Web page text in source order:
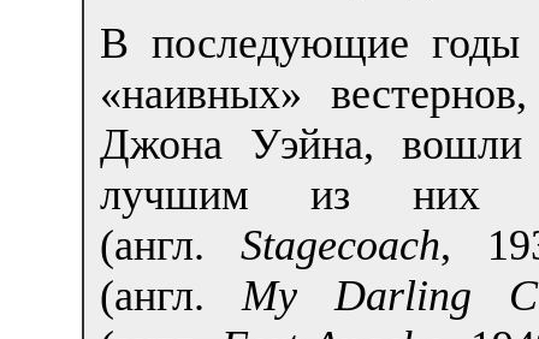
В последующие
«наивных»
Джона Уэйна,
лучшим из них
(англ. Stagecoach,
(англ.My Darling